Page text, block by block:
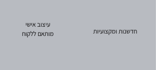
עיצוב אישי
מותאם ללקוח
חדשנות ומקצועיות